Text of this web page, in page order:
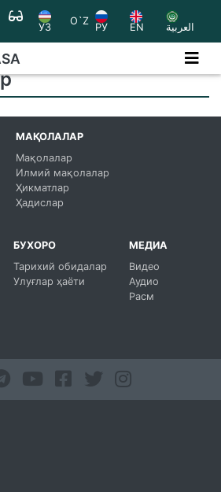
УЗ
O`Z
РУ EN العربية
МАҚОЛАЛАР
Мақолалар
Илмий мақолалар
Ҳикматлар
Ҳадислар
БУХОРО
Тарихий обидалар
Улуғлар ҳаёти
МЕДИА
Видео
Аудио
Расм